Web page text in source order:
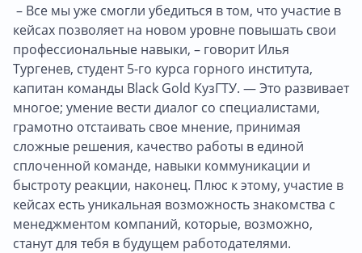
– Все мы уже смогли убедиться в том, что участие в
кейсах позволяет на новом уровне повышать свои
профессиональные навыки, – говорит Илья
Тургенев, студент 5-го курса горного института,
капитан команды Black Gold КузГТУ. — Это развивает
многое; умение вести диалог со специалистами,
грамотно отстаивать свое мнение, принимая
сложные решения, качество работы в единой
сплоченной команде, навыки коммуникации и
быстроту реакции, наконец. Плюс к этому, участие в
кейсах есть уникальная возможность знакомства с
менеджментом компаний, которые, возможно,
станут для тебя в будущем работодателями.